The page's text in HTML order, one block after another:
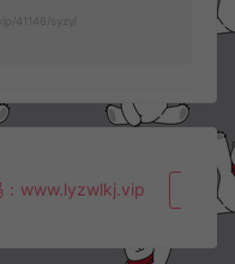
41146/syzy/
：www.lyzwlkj.vip 复